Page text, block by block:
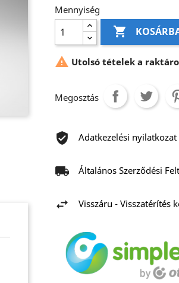
Mennyiség

 Utolsó tételek a
Megosztás
Adatkezelési nyilatkozat
Általános Szerződési
Visszáru - Visszatérítés